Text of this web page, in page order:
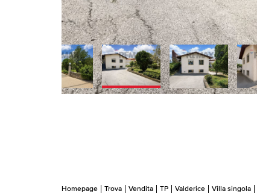
Homepage Trova Vendita TP Valderice Villa singola